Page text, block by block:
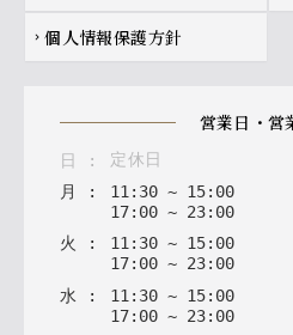
chevron_right 個人情報保護方針
営業日・
日 :
定休日
月
: 11: 30 ~ 15: 00
17: 00 ~ 23: 00
火
: 11: 30 ~ 15: 00
17: 00 ~ 23: 00
水 : 11 : 30 ~ 15: 00
17: 00 ~ 23: 00